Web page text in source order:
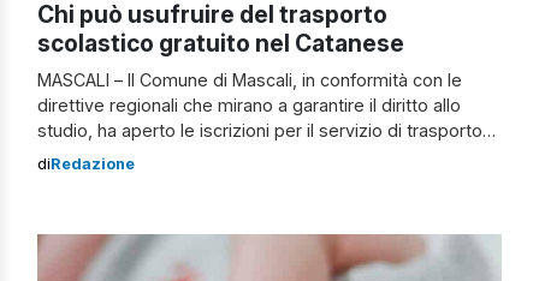
Chi può usufruire del trasporto
scolastico gratuito nel Catanese
MASCALI – Il Comune di Mascali, in conformità con le
direttive regionali che mirano a garantire il diritto allo
studio, ha aperto le iscrizioni per il servizio di trasporto
scolastico gratuito destinato agli studenti delle scuole
studenti residenti […]
diRedazione